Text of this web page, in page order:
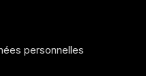
personnelles